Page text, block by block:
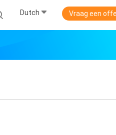
Dutch Vraag een